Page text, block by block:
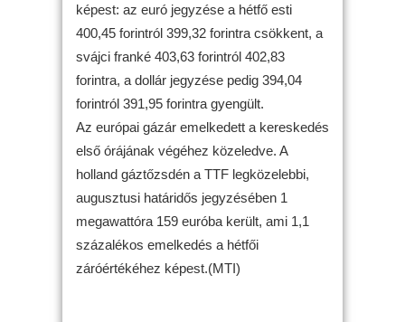
képest: az euró jegyzése a hétfő esti
400,45 forintról 399,32 forintra csökkent, a
svájci franké 403,63 forintról 402,83
forintra, a dollár jegyzése pedig 394,04
forintról 391,95 forintra gyengült.
Az európai gázár emelkedett a kereskedés
első órájának végéhez közeledve. A
holland gáztőzsdén a TTF legközelebbi,
augusztusi határidős jegyzésében 1
megawattóra 159 euróba került, ami 1,1
százalékos emelkedés a hétfői
záróértékéhez képest.(MTI)